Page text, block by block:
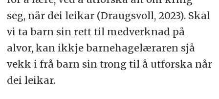
seg, når dei leikar (Draugsvoll, 2023). Skal
vi ta barn sin rett til medverknad på
alvor, kan ikkje barnehagelæraren sjå
vekk i frå barn sin trong til å utforska når
dei leikar.